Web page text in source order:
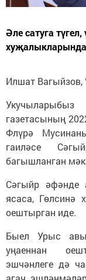
Әле сатуга
хуҗалыкларында
Илшат Вагыйзов,
Укучыларыбыз
газетасының
Флүрә
гаиләсе
багышланган
Сәгыйр әфәнде
ясаса, Гөлсинә
оештырган иде.
Быел Урыс
уңаеннан
эшчәнлеге дә